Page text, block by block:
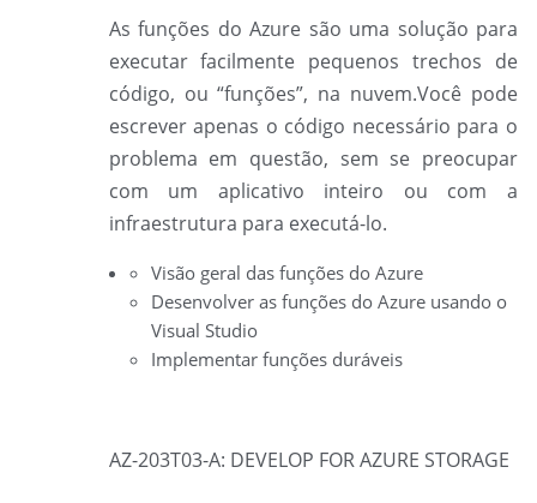
Asfunções doAzure são uma solução para
executar facilmente pequenos trechos de
código, ou “funções”, na nuvem.Você pode
escrever apenas o código necessário para o
problema em questão, sem se preocupar
com um aplicativo inteiro ou com a
infraestrutura para executá-lo.
Visão geral das funções do Azure
Desenvolver as funções do Azure usando o
Visual Studio
Implementar funções duráveis
AZ-203T03-A: DEVELOP FOR AZURE STORAGE